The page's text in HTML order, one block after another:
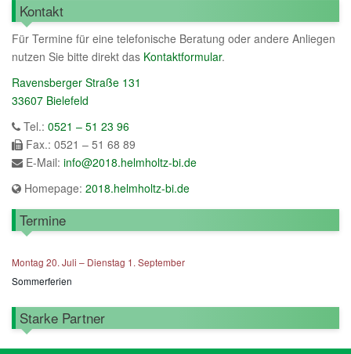
Kontakt
Für Termine für eine telefonische Beratung oder andere Anliegen
nutzen Sie bitte direkt das Kontaktformular.
Ravensberger Straße 131
33607 Bielefeld
Tel.: 0521 – 51 23 96
Fax.: 0521 – 51 68 89
E-Mail: info@2018.helmholtz-bi.de
Homepage: 2018.helmholtz-bi.de
Termine
Montag 20. Juli – Dienstag 1. September
Sommerferien
Starke Partner